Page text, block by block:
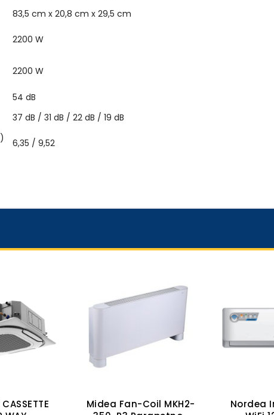
83,5 cm x 20,8 cm x 29,5 cm
2200 W
2200 W
54 dB
37 dB / 31 dB / 22 dB / 19 dB
6,35 / 9,52
Midea Fan-Coil MKH2-
Nordea